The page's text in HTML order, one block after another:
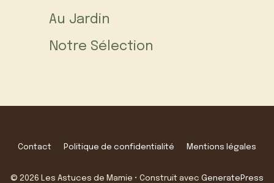
Au Jardin
Notre Sélection
Contact Politique de confidentialité Mentions légales
© 2026 Les Astuces de Mamie • Construit avec GeneratePress